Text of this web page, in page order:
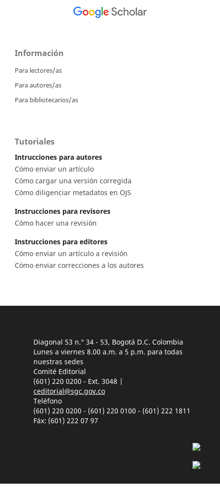
Información
Para lectores/as
Para autores/as
Para bibliotecarios/as
Tutoriales
Intrucciones para autores
Cómo enviar un artículo
Cómo cargar una versión corregida
Cómo diligenciar metadatos en OJS
Instrucciones para revisores
Cómo hacer una revisión
Instrucciones para editores
Cómo enviar un artículo a revisión
Cómo enviar correcciones a los autores
Diagonal 53 n.° 34 - 53, Bogotá D.C. Colombia
Lunes a viernes 8.00 a.m. a 5 p.m. para todas
nuestras sedes
Comité Editorial
(601) 220 0200 - Ext. 3048 |
ceditorial@sgc.gov.co
Teléfono
(601) 220 0200 - (601) 220 0100 - (601) 222 1811
Fáx: (601) 222 07 97